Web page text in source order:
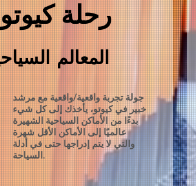
رحلة كيوتو
المعالم
جولة تجربة واقعية/واقعية مع مرشد
خبير في كيوتو، يأخذك إلى كل شيء
بدءًا من الأماكن السياحية الشهيرة
عالميًا إلى الأماكن الأقل شهرة
والتي لا يتم إدراجها حتى في أدلة
السياحة.